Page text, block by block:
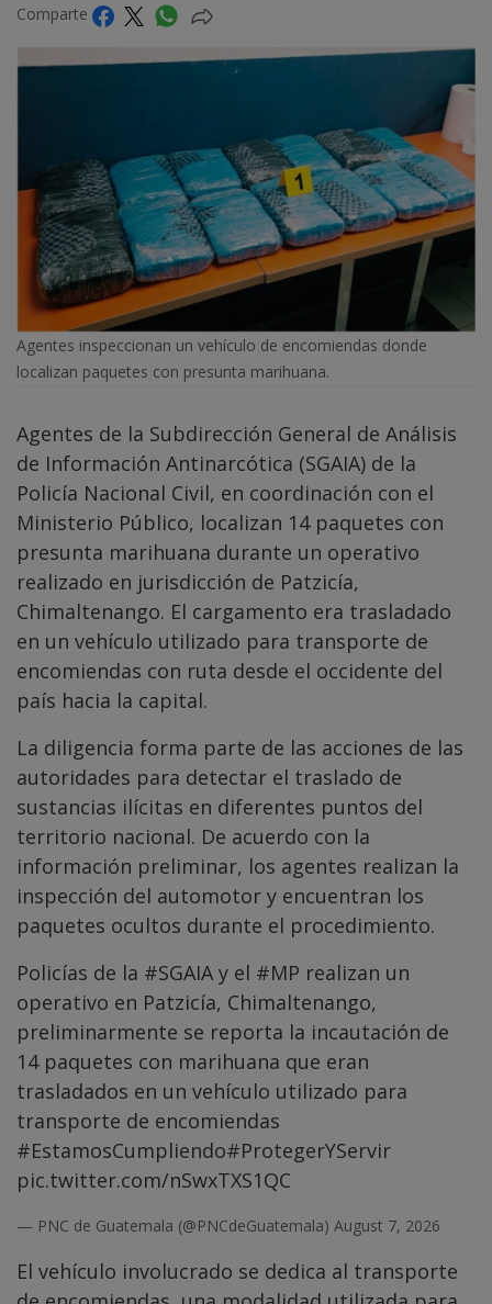
Comparte
Agentes inspeccionan un vehículo de encomiendas donde
localizan paquetes con presunta marihuana.
Agentes de la Subdirección General de Análisis
de Información Antinarcótica (SGAIA) de la
Policía Nacional Civil, en coordinación con el
Ministerio Público, localizan 14 paquetes con
presunta marihuana durante un operativo
realizado en jurisdicción de Patzicía,
Chimaltenango. El cargamento era trasladado
en un vehículo utilizado para transporte de
encomiendas con ruta desde el occidente del
país hacia la capital.
La diligencia forma parte de las acciones de las
autoridades para detectar el traslado de
sustancias ilícitas en diferentes puntos del
territorio nacional. De acuerdo con la
información preliminar, los agentes realizan la
inspección del automotor y encuentran los
paquetes ocultos durante el procedimiento.
Policías de la #SGAIA y el #MP realizan un
operativo en Patzicía, Chimaltenango,
preliminarmente se reporta la incautación de
14 paquetes con marihuana que eran
trasladados en un vehículo utilizado para
transporte de encomiendas
#EstamosCumpliendo#ProtegerYServir
pic.twitter.com/nSwxTXS1QC
— PNC de Guatemala (@PNCdeGuatemala) August 7, 2026
El vehículo involucrado se dedica al transporte